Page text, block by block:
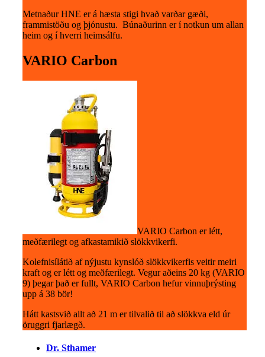
Metnaður HNE er á hæsta stigi hvað varðar gæði,
frammistöðu og þjónustu. Búnaðurinn er í notkun um allan
heim og í hverri heimsálfu.
VARIO Carbon
VARIO Carbon er létt,
meðfærilegt og afkastamikið slökkvikerfi.
Kolefnisílátið af nýjustu kynslóð slökkvikerfis veitir meiri
kraft og er létt og meðfærilegt. Vegur aðeins 20 kg (VARIO
9) þegar það er fullt, VARIO Carbon hefur vinnuþrýsting
upp á 38 bör!
Hátt kastsvið allt að 21 m er tilvalið til að slökkva eld úr
öruggri fjarlægð.
Dr. Sthamer